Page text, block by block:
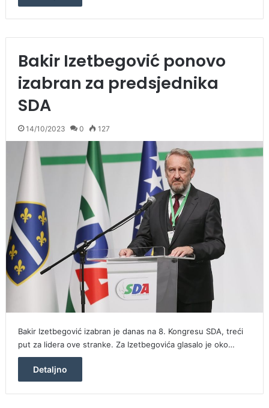
Bakir Izetbegović ponovo
izabran za predsjednika
SDA
14/10/2023 0 127
Bakir Izetbegović izabran je danas na 8. Kongresu SDA, treći
put za lidera ove stranke. Za Izetbegovića glasalo je oko…
Detaljno